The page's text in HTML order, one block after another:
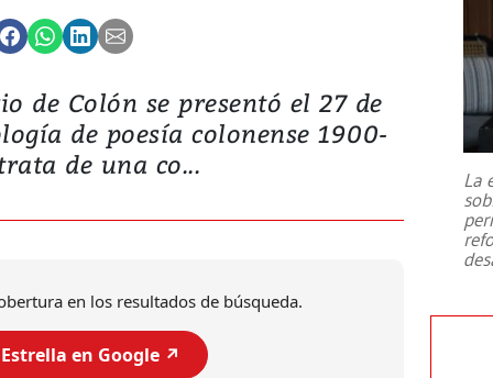
de Colón se presentó el 27 de
de poesía colonense 1900-
de una co...
en los resultados de búsqueda.
en Google ↗️
La